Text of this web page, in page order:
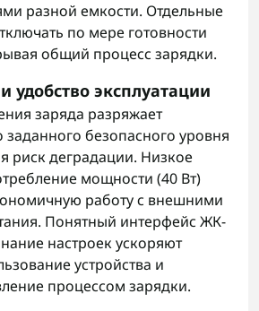
разной емкости. Отдельные
по мере готовности
общий процесс зарядки.
удобство эксплуатации
заряда разряжает
заданного безопасного уровня
риск деградации. Низкое
мощности (40 Вт)
работу с внешними
Понятный интерфейс ЖК-
настроек ускоряют
устройства и
процессом зарядки.